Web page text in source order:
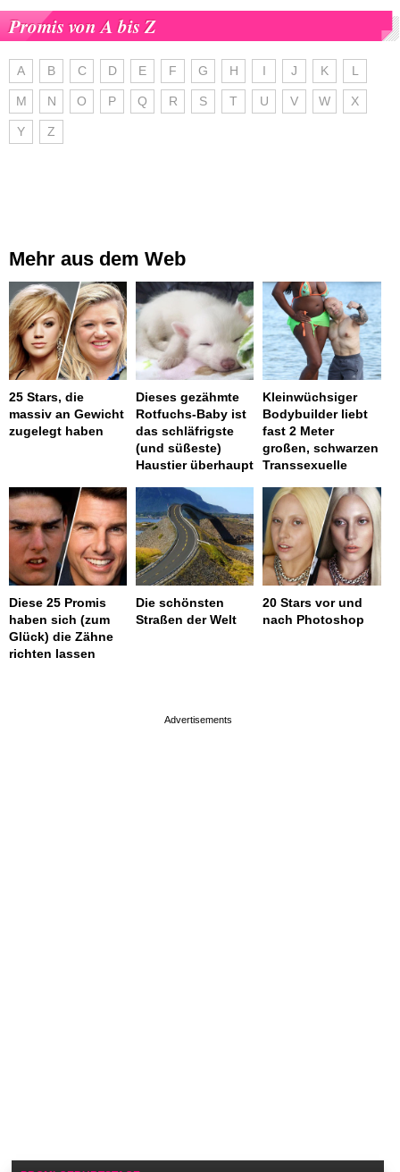
Promis von A bis Z
A B C D E F G H I J K L
M N O P Q R S T U V W X
Y Z
Mehr aus dem Web
25 Stars, die
massiv an Gewicht
zugelegt haben
Dieses gezähmte
Rotfuchs-Baby ist
das schläfrigste
(und süßeste)
Haustier überhaupt
Kleinwüchsiger
Bodybuilder liebt
fast 2 Meter
großen, schwarzen
Transsexuelle
Diese 25 Promis
haben sich (zum
Glück) die Zähne
richten lassen
Die schönsten
Straßen der Welt
20 Stars vor und
nach Photoshop